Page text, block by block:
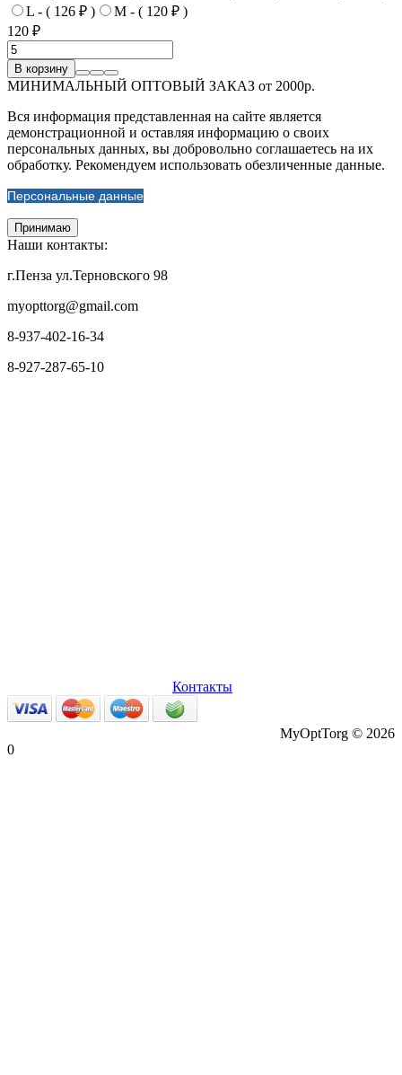
L - ( 126 ₽ )
M - ( 120 ₽ )
120 ₽
В корзину
МИНИМАЛЬНЫЙ ОПТОВЫЙ ЗАКАЗ от 2000р.
Вся информация представленная на сайте является
демонстрационной и оставляя информацию о своих
персональных данных, вы добровольно соглашаетесь на их
обработку. Рекомендуем использовать обезличенные данные.
Персональные данные
Принимаю
Наши контакты:
г.Пенза ул.Терновского 98
myopttorg@gmail.com
8-937-402-16-34
8-927-287-65-10
Контакты
MyOptTorg © 2026
0